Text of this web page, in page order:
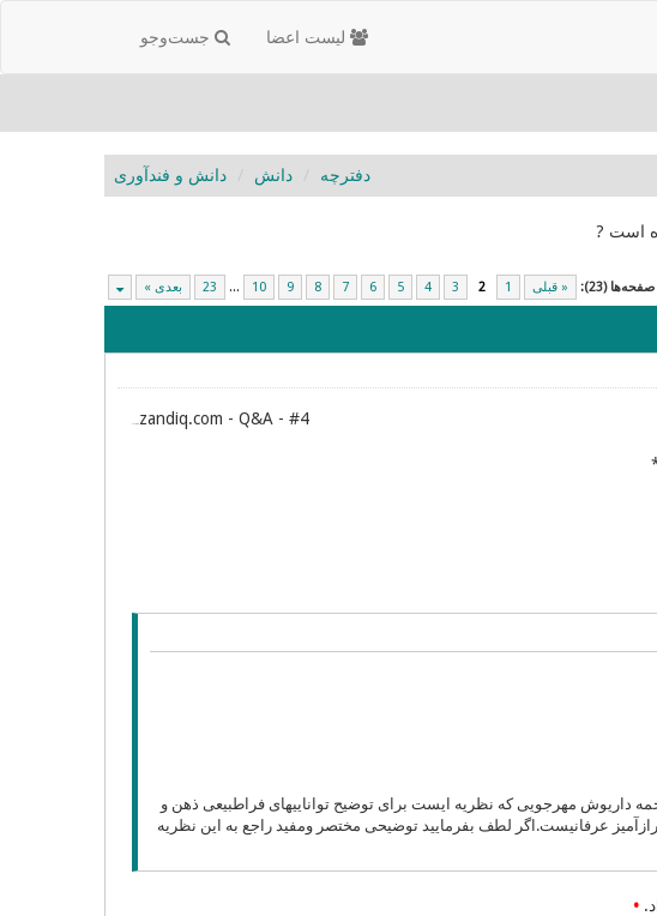
جست‌و‌جو لیست اعضا
دفترچه دانش دانش و فندآوری
است ?
صفحه‌ها (23): « قبلی 1
2
3
4
5
6
7
8
9
10
...
23 بعدی »
zandiq.com - Q&A - #4
داریوش مهرجویی که نظریه ایست برای توضیح تواناییهای فراطبیعی ذهن و
عرفانیست.اگر لطف بفرمایید توضیحی مختصر ومفید راجع به این نظریه
•